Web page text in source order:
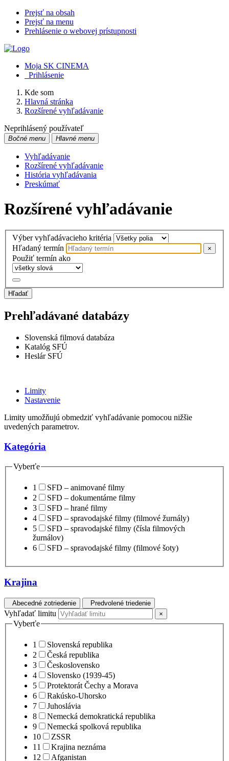
Prejsť na obsah
Prejsť na menu
Prehlásenie o webovej prístupnosti
Moja SK CINEMA
Prihlásenie
Kde som
Hlavná stránka
Rozšírené vyhľadávanie
Neprihlásený používateľ
Bočné menu Hlavné menu
Vyhľadávanie
Rozšírené vyhľadávanie
História vyhľadávania
Preskúmať
Rozšírené vyhľadávanie
Výber vyhľadávacieho kritéria
Hľadaný termín
×
Použiť termín ako
Hľadať
Prehľadávané databázy
Slovenská filmová databáza
Katalóg SFÚ
Heslár SFÚ
Limity
Nastavenie
Limity umožňujú obmedziť vyhľadávanie pomocou nižšie
uvedených parametrov.
Kategória
Vyberťe
1
SFD – animované filmy
2
SFD – dokumentárne filmy
3
SFD – hrané filmy
4
SFD – spravodajské filmy (filmové žurnály)
5
SFD – spravodajské filmy (čísla filmových
žurnálov)
6
SFD – spravodajské filmy (filmové šoty)
Krajina
Abecedné zotriedenie Predvolené triedenie
Vyhľadať limitu ×
Vyberťe
1
Slovenská republika
2
Česká republika
3
Československo
4
Slovensko (1939-45)
5
Protektorát Čechy a Morava
6
Rakúsko-Uhorsko
7
Juhoslávia
8
Nemecká demokratická republika
9
Nemecká spolková republika
10
ZSSR
11
Krajina neznáma
12
Afganistan